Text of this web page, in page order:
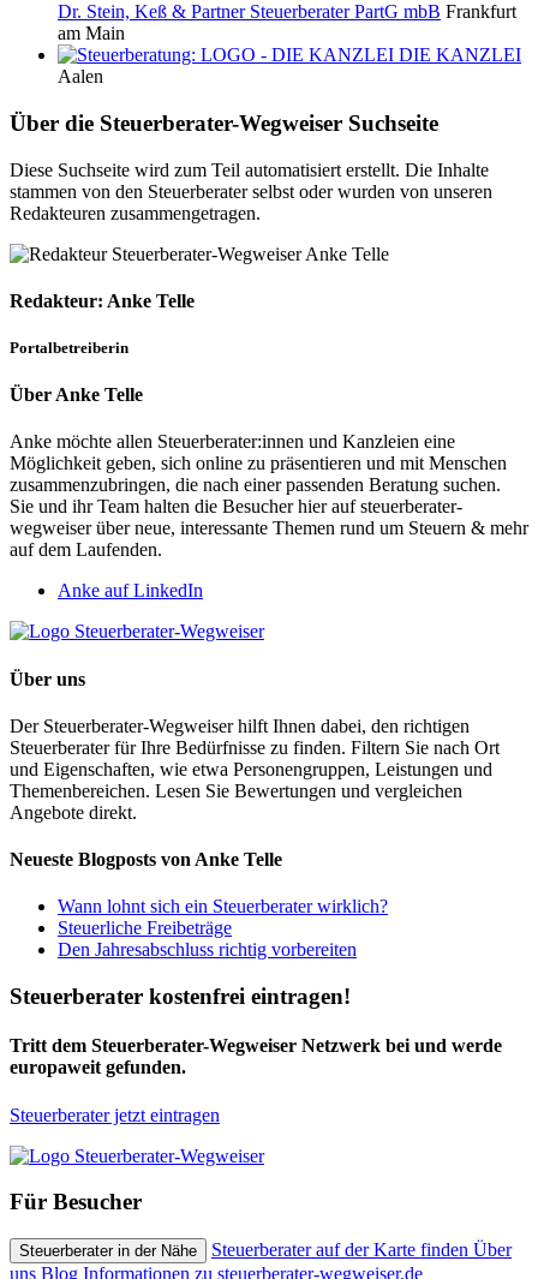
Dr. Stein, Keß & Partner Steuerberater PartG mbB Frankfurt
am Main
DIE KANZLEI
Aalen
Über die Steuerberater-Wegweiser Suchseite
Diese Suchseite wird zum Teil automatisiert erstellt. Die Inhalte
stammen von den Steuerberater selbst oder wurden von unseren
Redakteuren zusammengetragen.
Redakteur: Anke Telle
Portalbetreiberin
Über Anke Telle
Anke möchte allen Steuerberater:innen und Kanzleien eine
Möglichkeit geben, sich online zu präsentieren und mit Menschen
zusammenzubringen, die nach einer passenden Beratung suchen.
Sie und ihr Team halten die Besucher hier auf steuerberater-
wegweiser über neue, interessante Themen rund um Steuern & mehr
auf dem Laufenden.
Anke auf LinkedIn
Über uns
Der Steuerberater-Wegweiser hilft Ihnen dabei, den richtigen
Steuerberater für Ihre Bedürfnisse zu finden. Filtern Sie nach Ort
und Eigenschaften, wie etwa Personengruppen, Leistungen und
Themenbereichen. Lesen Sie Bewertungen und vergleichen
Angebote direkt.
Neueste Blogposts von Anke Telle
Wann lohnt sich ein Steuerberater wirklich?
Steuerliche Freibeträge
Den Jahresabschluss richtig vorbereiten
Steuerberater kostenfrei eintragen!
Tritt dem Steuerberater-Wegweiser Netzwerk bei und werde
europaweit gefunden.
Steuerberater jetzt eintragen
Für Besucher
Steuerberater in der Nähe Steuerberater auf der Karte finden Über
uns Blog Informationen zu steuerberater-wegweiser.de